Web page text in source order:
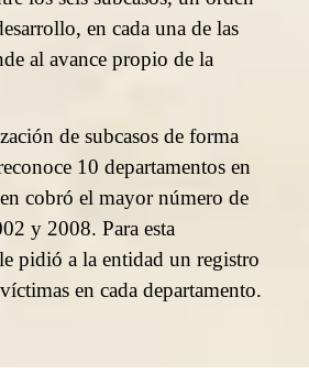
en cada una de las
al avance propio de la
de subcasos de forma
10 departamentos en
cobró el mayor número de
y 2008. Para esta
pidió a la entidad un registro
en cada departamento.